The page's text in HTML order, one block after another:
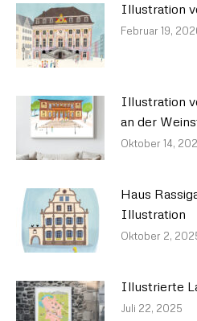
Illustration
Februar 19,
Illustration
an der
Oktober 14,
Haus
Illustration
Oktober 2,
Illustrierte
Juli 22, 2025